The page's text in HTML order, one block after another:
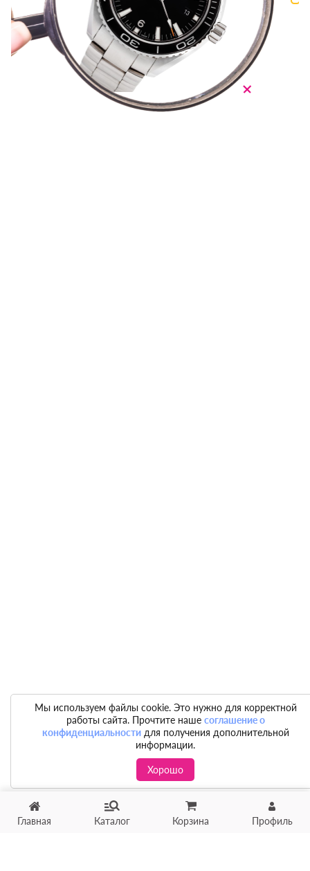
Главная Каталог Корзина Профиль
Мы используем файлы cookie. Это нужно для корректной
работы сайта. Прочтите наше соглашение о
конфиденциальностидля получения дополнительной
информации.
Хорошо